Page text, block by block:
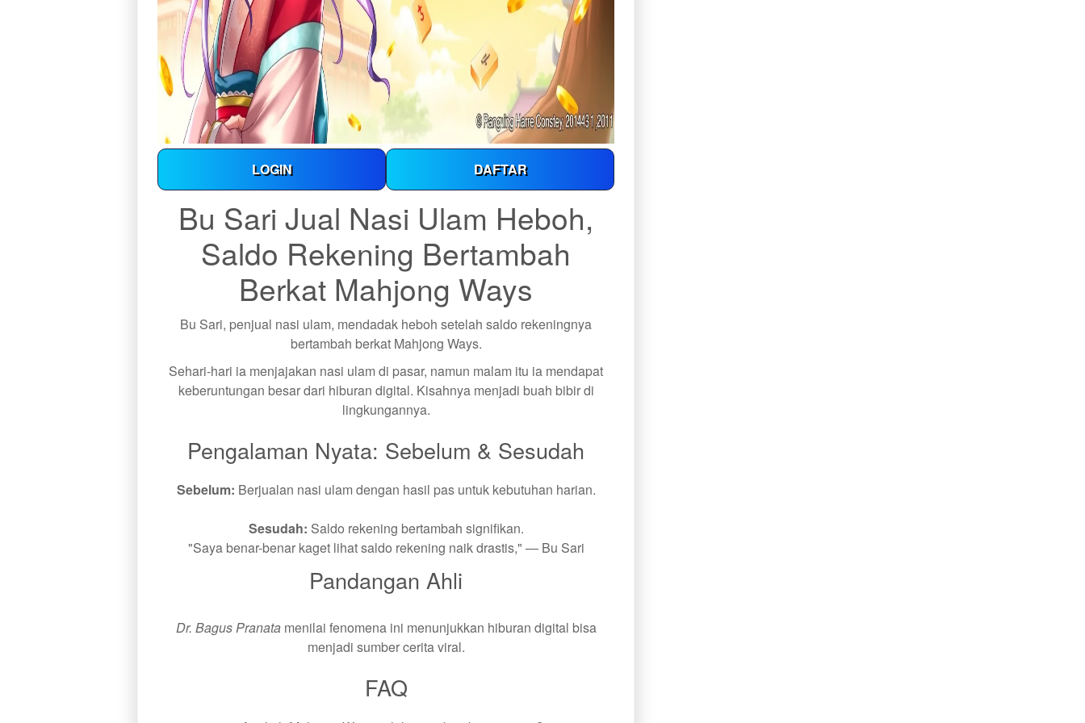
LOGIN DAFTAR
Bu Sari Jual Nasi Ulam Heboh,
Saldo Rekening Bertambah
Berkat Mahjong Ways
Bu Sari, penjual nasi ulam, mendadak heboh setelah saldo rekeningnya
bertambah berkat Mahjong Ways.
Sehari-hari ia menjajakan nasi ulam di pasar, namun malam itu ia mendapat
keberuntungan besar dari hiburan digital. Kisahnya menjadi buah bibir di
lingkungannya.
Pengalaman Nyata: Sebelum & Sesudah
Sebelum: Berjualan nasi ulam dengan hasil pas untuk kebutuhan harian.
Sesudah: Saldo rekening bertambah signifikan.
"Saya benar-benar kaget lihat saldo rekening naik drastis," — Bu Sari
Pandangan Ahli
Dr. Bagus Pranatamenilai fenomena ini menunjukkan hiburan digital bisa
menjadi sumber cerita viral.
FAQ